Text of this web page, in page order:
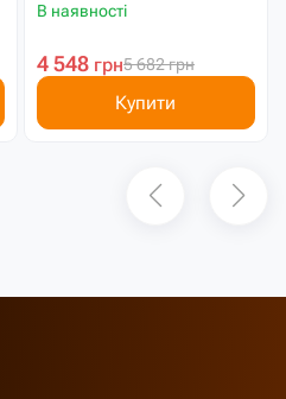
В наявності
5 682грн
4 548 грн
Купити